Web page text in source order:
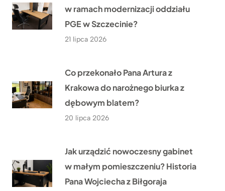
w ramach modernizacji oddziału
PGE w Szczecinie?
21 lipca 2026
Co przekonało Pana Artura z
Krakowa do narożnego biurka z
dębowym blatem?
20 lipca 2026
Jak urządzić nowoczesny gabinet
w małym pomieszczeniu? Historia
Pana Wojciecha z Biłgoraja